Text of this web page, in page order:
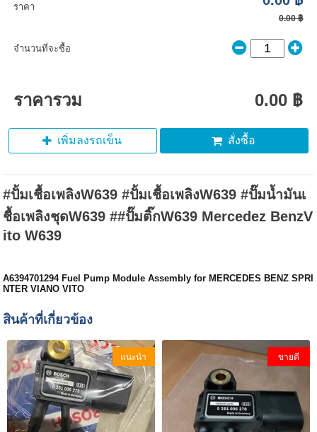
ราคา
0.00 ฿
จำนวนที่จะซื้อ
ราคารวม 0.00 ฿
เพิ่มลงรถเข็น สั่งซื้อ
#ปั้มเชื้อเพลิงW639 #ปั้มเชื้อเพลิงW639 #ปั๊มน้ำมันเ
ชื้อเพลิงชุดW639 ##ปั๊มติ๊กW639 Mercedez BenzV
ito W639
A6394701294 Fuel Pump Module Assembly for MERCEDES BENZ SPRI
NTER VIANO VITO
สินค้าที่เกี่ยวข้อง
แนะนำ ขายดี